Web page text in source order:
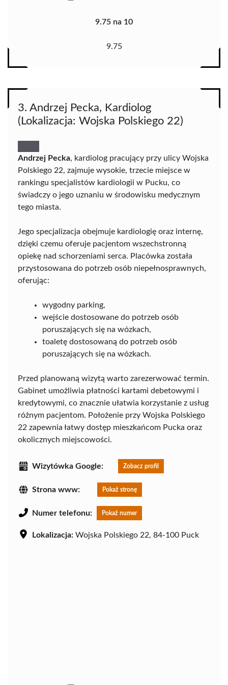
9.75 na 10
9.75
3. Andrzej Pecka, Kardiolog
(Lokalizacja: Wojska Polskiego 22)
Andrzej Pecka, kardiolog pracujący przy ulicy Wojska
Polskiego 22, zajmuje wysokie, trzecie miejsce w
rankingu specjalistów kardiologii w Pucku, co
świadczy o jego uznaniu w środowisku medycznym
tego miasta.
Jego specjalizacja obejmuje kardiologię oraz internę,
dzięki czemu oferuje pacjentom wszechstronną
opiekę nad schorzeniami serca. Placówka została
przystosowana do potrzeb osób niepełnosprawnych,
oferując:
wygodny parking,
wejście dostosowane do potrzeb osób
poruszających się na wózkach,
toaletę dostosowaną do potrzeb osób
poruszających się na wózkach.
Przed planowaną wizytą warto zarezerwować termin.
Gabinet umożliwia płatności kartami debetowymi i
kredytowymi, co znacznie ułatwia korzystanie z usług
różnym pacjentom. Położenie przy Wojska Polskiego
22 zapewnia łatwy dostęp mieszkańcom Pucka oraz
okolicznych miejscowości.
Wizytówka Google: Zobacz profil
Strona www: Pokaż stronę
Numer telefonu: Pokaż numer
Lokalizacja: Wojska Polskiego 22, 84-100 Puck